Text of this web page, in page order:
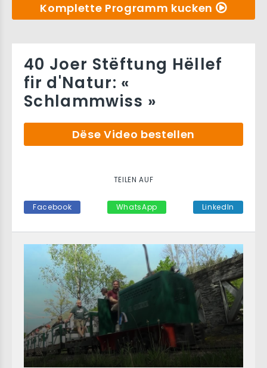
Komplette Programm kucken
40 Joer Stëftung Hëllef
fir d'Natur: «
Schlammwiss »
Dëse Video bestellen
TEILEN AUF
Facebook WhatsApp LinkedIn